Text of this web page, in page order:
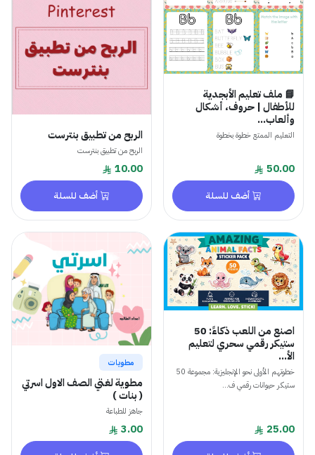
📘 ملف تعليم الأبجدية
للأطفال | حروف، أشكال
وألعاب...
التعليم الممتع خطوة بخطوة
50.00
أضف للسلة
الربح من تطبيق بنترست
الربح من تطبيق بنترست
10.00
أضف للسلة
اصنع من اللعب ذكاءً: 50
ستيكر رقمي سحري لتعليم
الأ...
خطوتهم الأولى نحو الإنجليزية: مجموعة 50
ستيكر حيوانات رقمي ف...
25.00
مطويات
مطوية لغتي الصف الاول اسرتي
( بنات )
جاهز للطباعة
3.00